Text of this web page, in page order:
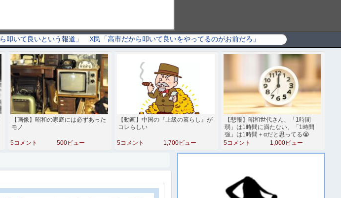
【画像】昭和の家庭には必ずあった
モノ
5コメント 500ビュー
【動画】中国の『上級の暮らし』が
コレらしい
5コメント 1,700ビュー
【悲報】昭和世代さん、「1時間
弱」は1時間に満たない、「1時間
強」は1時間＋αだと思ってる😭
5コメント
1,000ビュー